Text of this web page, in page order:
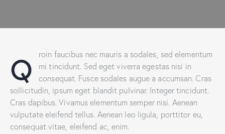
Q
roin faucibus nec mauris a sodales, sed elementum
mi tincidunt. Sed eget viverra egestas nisi in
consequat. Fusce sodales augue a accumsan. Cras
sollicitudin, ipsum eget blandit pulvinar. Integer tincidunt.
Cras dapibus. Vivamus elementum semper nisi. Aenean
vulputate eleifend tellus. Aenean leo ligula, porttitor eu,
consequat vitae, eleifend ac, enim.